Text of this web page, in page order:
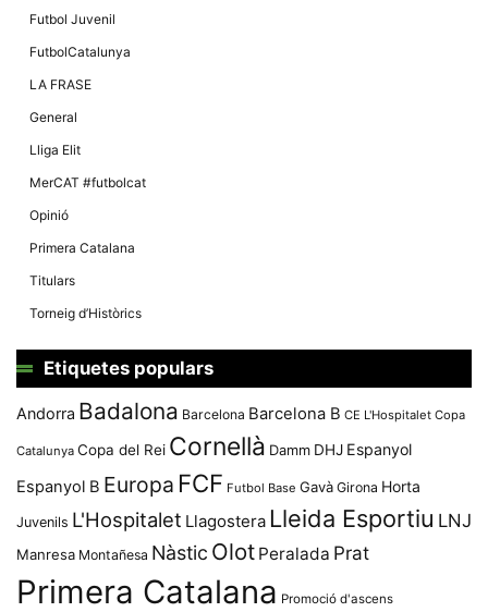
Futbol Juvenil
FutbolCatalunya
LA FRASE
General
Lliga Elit
MerCAT #futbolcat
Opinió
Primera Catalana
Titulars
Torneig d’Històrics
Etiquetes populars
Andorra Badalona Barcelona Barcelona B CE L'Hospitalet Copa
Catalunya Copa del Rei Cornellà Damm DHJ Espanyol
Espanyol B Europa FCF Futbol Base Gavà Girona Horta
Juvenils L'Hospitalet Llagostera Lleida Esportiu LNJ
Manresa Montañesa Nàstic Olot Peralada Prat
Primera Catalana Promoció d'ascens